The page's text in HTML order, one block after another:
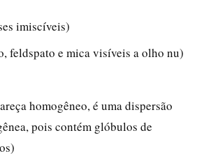
imiscíveis)
feldspato e mica visíveis a olho nu)
homogêneo, é uma dispersão
pois contém glóbulos de